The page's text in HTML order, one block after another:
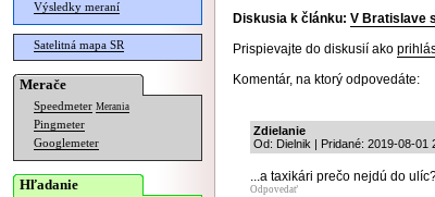
Výsledky meraní
Satelitná mapa SR
Merače
Speedmeter Merania
Pingmeter
Googlemeter
Hľadanie
Diskusia k článku: V Bratislave
Prispievajte do diskusií ako
Komentár, na ktorý odpovedáte:
Zdielanie
Od: Dielnik | Pridané: 2019-08-01
...a taxikári prečo nejdú do
Odpovedať